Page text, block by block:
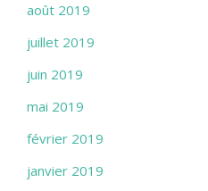
août 2019
juillet 2019
juin 2019
mai 2019
février 2019
janvier 2019